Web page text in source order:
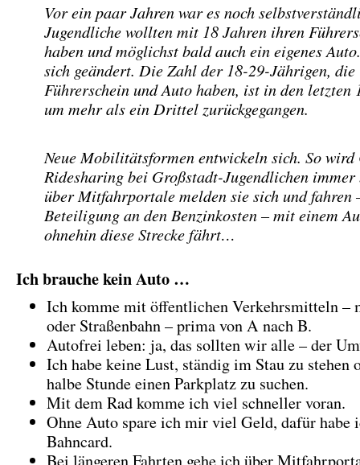
Vor ein paar Jahren war es noch
Jugendliche wollten mit 18 Jahren ihren
haben und möglichst bald auch ein eigenes
sich geändert. Die Zahl der 18-29-Jährigen, die
Führerschein und Auto haben, ist in den letzten
um mehr als ein Drittel zurückgegangen.
Neue Mobilitätsformen entwickeln sich. So wird
Ridesharing bei Großstadt-Jugendlichen
über Mitfahrportale melden sie sich und fahren
Beteiligung an den Benzinkosten – mit einem
ohnehin diese Strecke fährt…
Ich brauche kein Auto …
Ich komme mit öffentlichen Verkehrsmitteln –
oder Straßenbahn – prima von A nach B.
Autofrei leben: ja, das sollten wir alle – der
Ich habe keine Lust, ständig im Stau zu stehen
halbe Stunde einen Parkplatz zu suchen.
Mit dem Rad komme ich viel schneller voran.
Ohne Auto spare ich mir viel Geld, dafür habe
Bahncard.
Bei längeren Fahrten gehe ich über